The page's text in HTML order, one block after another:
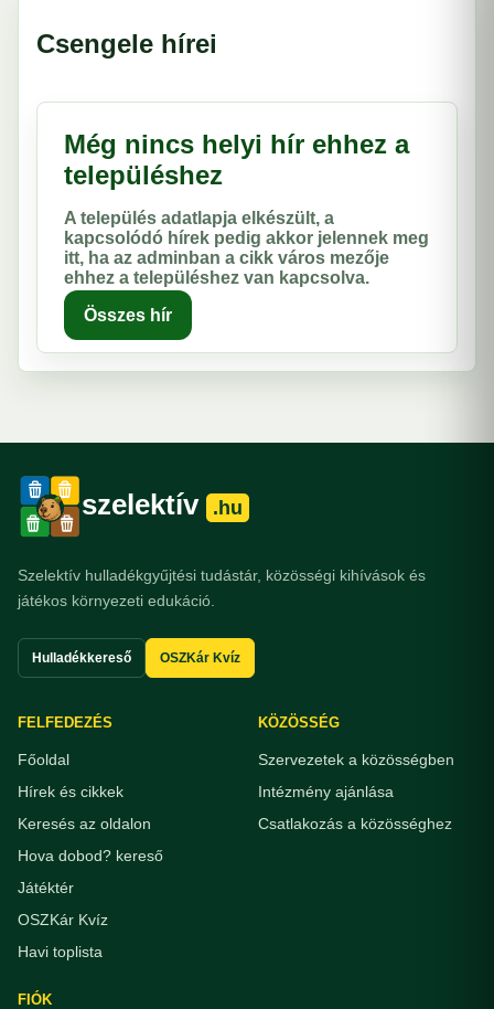
Csengele hírei
Még nincs helyi hír ehhez a
településhez
A település adatlapja elkészült, a
kapcsolódó hírek pedig akkor jelennek meg
itt, ha az adminban a cikk város mezője
ehhez a településhez van kapcsolva.
Összes hír
szelektív .hu
Szelektív hulladékgyűjtési tudástár, közösségi kihívások és
játékos környezeti edukáció.
Hulladékkereső OSZKár Kvíz
FELFEDEZÉS
Főoldal
Hírek és cikkek
Keresés az oldalon
Hova dobod? kereső
Játéktér
OSZKár Kvíz
Havi toplista
KÖZÖSSÉG
Szervezetek a közösségben
Intézmény ajánlása
Csatlakozás a közösséghez
FIÓK